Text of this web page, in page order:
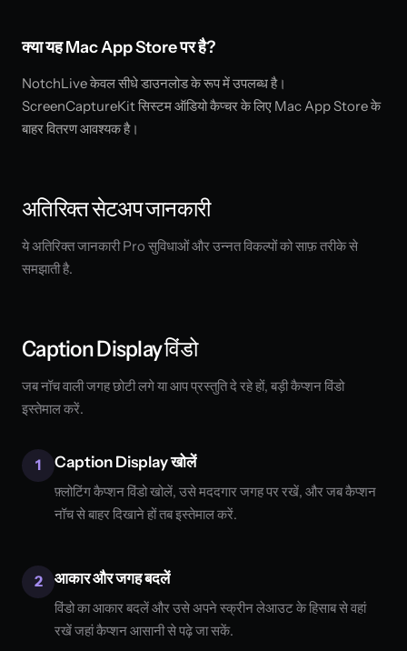
क्या यह Mac App Store पर है?
NotchLive केवल सीधे डाउनलोड के रूप में उपलब्ध है।
ScreenCaptureKit सिस्टम ऑडियो कैप्चर के लिए Mac App Store के
बाहर वितरण आवश्यक है।
अतिरिक्त सेटअप जानकारी
ये अतिरिक्त जानकारी Pro सुविधाओं और उन्नत विकल्पों को साफ़ तरीके से
समझाती है.
Caption Display विंडो
जब नॉच वाली जगह छोटी लगे या आप प्रस्तुति दे रहे हों, बड़ी कैप्शन विंडो
इस्तेमाल करें.
1 Caption Display खोलें
फ़्लोटिंग कैप्शन विंडो खोलें, उसे मददगार जगह पर रखें, और जब कैप्शन
नॉच से बाहर दिखाने हों तब इस्तेमाल करें.
2 आकार और जगह बदलें
विंडो का आकार बदलें और उसे अपने स्क्रीन लेआउट के हिसाब से वहां
रखें जहां कैप्शन आसानी से पढ़े जा सकें.